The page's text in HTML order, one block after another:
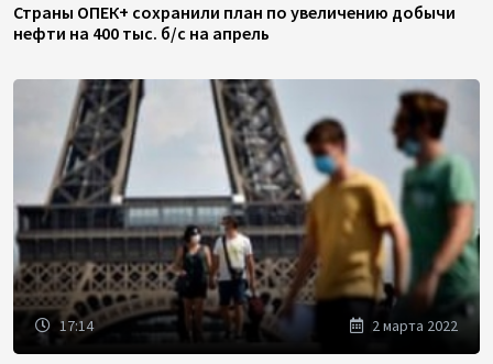
Страны ОПЕК+ сохранили план по увеличению добычи
нефти на 400 тыс. б/с на апрель
17:14 2 марта 2022